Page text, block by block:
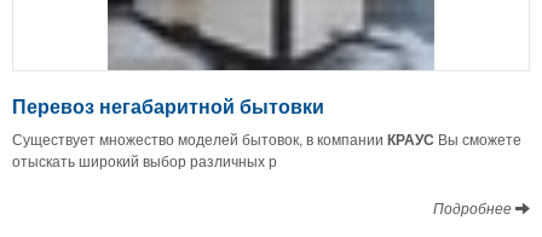
Перевоз негабаритной бытовки
Существует множество моделей бытовок, в компании КРАУС Вы сможете
отыскать широкий выбор различных р
Подробнее